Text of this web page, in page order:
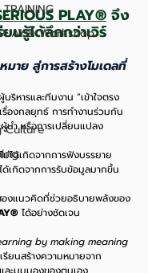
Workshop
Culture
PLAY® จึง
นรู้ได้ลึกกว่าเวิร์
มาย สู่การสร้างโมเดลที่
ริหารและทีมงาน “เข้าใจตรง
รื่องกลยุทธ์ การทำงานร่วมกัน
นำ หรือการเปลี่ยนแปลง
ม่ได้เกิดจากการฟังบรรยาย
ด้เกิดจากการรับข้อมูลมากขึ้น
องแนวคิดที่ช่วยอธิบายพลังของ
ได้อย่างชัดเจน
by making meaning
รียนสร้างความหมายจาก